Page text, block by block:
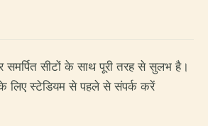
सीटों के साथ पूरी तरह से सुलभ है।
लिए स्टेडियम से पहले से संपर्क करें